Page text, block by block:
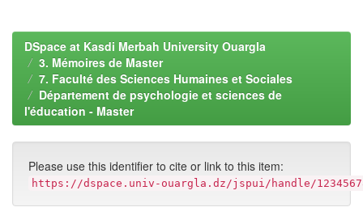
DSpace at Kasdi Merbah University Ouargla
3. Mémoires de Master
7. Faculté des Sciences Humaines et Sociales
Département de psychologie et sciences de
l'éducation - Master
Please use this identifier to cite or link to this item:
https://dspace.univ-ouargla.dz/jspui/handle/